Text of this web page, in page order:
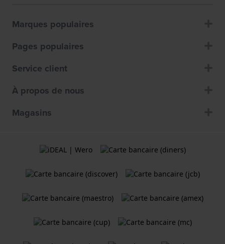
Marques populaires
Pages populaires
Service client
À propos de nous
Magasins